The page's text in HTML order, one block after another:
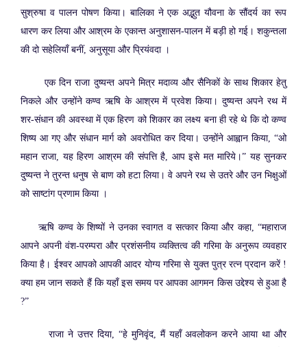
सुश्रुषा व पालन पोषण किया। बालिका ने एक अद्भुत यौवना के सौंदर्य का रूप
धारण कर लिया और आश्रम के एकान्त अनुशासन-पालन में बड़ी हो गई। शकुन्तला
की दो सहेलियाँ बनीं, अनुसूया और प्रियंवदा ।
एक दिन राजा दुष्यन्त अपने मित्र मदाव्य और सैनिकों के साथ शिकार हेतु
निकले और उन्होंने कण्व ऋषि के आश्रम में प्रवेश किया। दुष्यन्त अपने रथ में
शर-संधान की अवस्था में एक हिरण को शिकार का लक्ष्य बना ही रहे थे कि दो कण्व
शिष्य आ गए और संधान मार्ग को अवरोधित कर दिया। उन्होंने आह्वान किया, “ओ
महान राजा, यह हिरण आश्रम की संपत्ति है, आप इसे मत मारिये।” यह सुनकर
दुष्यन्त ने तुरन्त धनुष से बाण को हटा लिया। वे अपने रथ से उतरे और उन भिक्षुओं
को साष्टांग प्रणाम किया ।
ऋषि कण्व के शिष्यों ने उनका स्वागत व सत्कार किया और कहा, “महाराज
आपने अपनी वंश-परम्परा और प्रशंसनीय व्यक्तित्व की गरिमा के अनुरूप व्यवहार
किया है। ईश्वर आपको आपकी आदर योग्य गरिमा से युक्त पुत्र रत्न प्रदान करें !
क्या हम जान सकते हैं कि यहाँ इस समय पर आपका आगमन किस उद्देश्य से हुआ है
?”
राजा ने उत्तर दिया, “हे मुनिवृंद, मैं यहाँ अवलोकन करने आया था और